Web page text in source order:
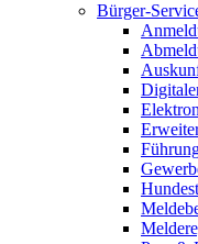
Bürger-